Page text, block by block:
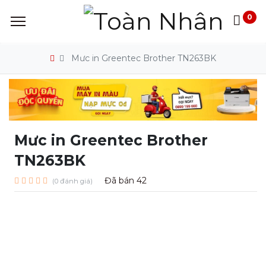
0
Mưc in Greentec Brother TN263BK
Mưc in Greentec Brother
TN263BK
(0 đánh giá) Đã bán 42